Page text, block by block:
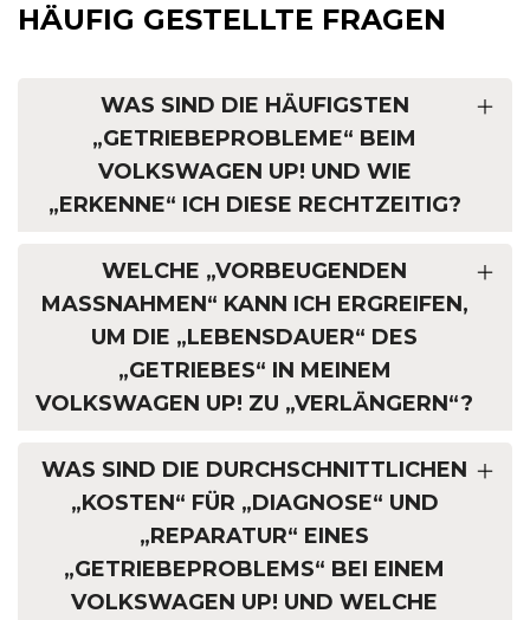
HÄUFIG GESTELLTE FRAGEN
WAS SIND DIE HÄUFIGSTEN
„GETRIEBEPROBLEME“ BEIM
VOLKSWAGEN UP! UND WIE
„ERKENNE“ ICH DIESE RECHTZEITIG?
WELCHE „VORBEUGENDEN
MASSNAHMEN“ KANN ICH ERGREIFEN, U
M DIE „LEBENSDAUER“ DES „
GETRIEBES“ IN MEINEM V
OLKSWAGEN UP! ZU „VERLÄNGERN“?
WAS SIND DIE DURCHSCHNITTLICHEN
„KOSTEN“ FÜR „DIAGNOSE“ UND
„REPARATUR“ EINES
„GETRIEBEPROBLEMS“ BEI EINEM
VOLKSWAGEN UP! UND WELCHE